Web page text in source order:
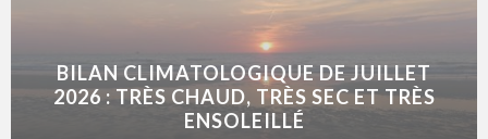
BILAN CLIMATOLOGIQUE DE JUILLET
2026 : TRÈS CHAUD, TRÈS SEC ET TRÈS
ENSOLEILLÉ